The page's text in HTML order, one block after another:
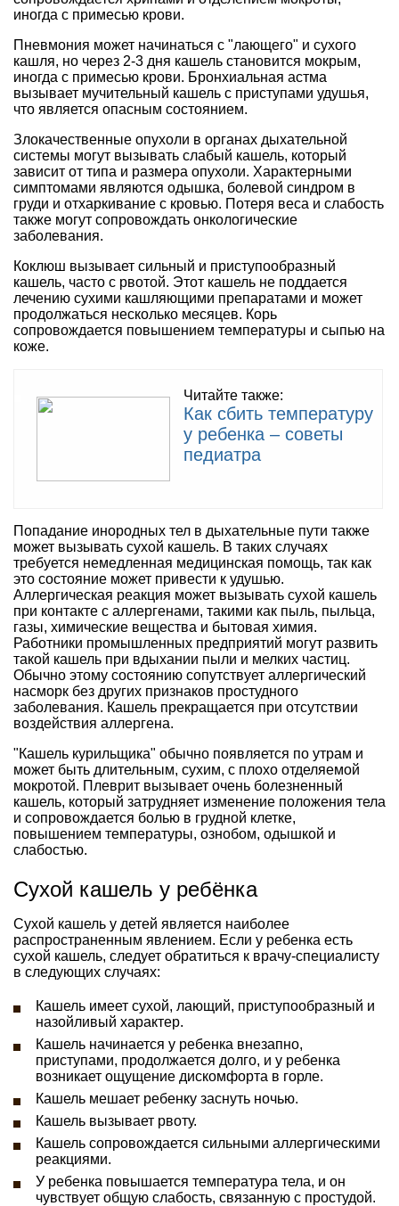
иногда с примесью крови.
Пневмония может начинаться с "лающего" и сухого
кашля, но через 2-3 дня кашель становится мокрым,
иногда с примесью крови. Бронхиальная астма
вызывает мучительный кашель с приступами удушья,
что является опасным состоянием.
Злокачественные опухоли в органах дыхательной
системы могут вызывать слабый кашель, который
зависит от типа и размера опухоли. Характерными
симптомами являются одышка, болевой синдром в
груди и отхаркивание с кровью. Потеря веса и слабость
также могут сопровождать онкологические
заболевания.
Коклюш вызывает сильный и приступообразный
кашель, часто с рвотой. Этот кашель не поддается
лечению сухими кашляющими препаратами и может
продолжаться несколько месяцев. Корь
сопровождается повышением температуры и сыпью на
коже.
Читайте также:
Как сбить температуру
у ребенка – советы
педиатра
Попадание инородных тел в дыхательные пути также
может вызывать сухой кашель. В таких случаях
требуется немедленная медицинская помощь, так как
это состояние может привести к удушью.
Аллергическая реакция может вызывать сухой кашель
при контакте с аллергенами, такими как пыль, пыльца,
газы, химические вещества и бытовая химия.
Работники промышленных предприятий могут развить
такой кашель при вдыхании пыли и мелких частиц.
Обычно этому состоянию сопутствует аллергический
насморк без других признаков простудного
заболевания. Кашель прекращается при отсутствии
воздействия аллергена.
"Кашель курильщика" обычно появляется по утрам и
может быть длительным, сухим, с плохо отделяемой
мокротой. Плеврит вызывает очень болезненный
кашель, который затрудняет изменение положения тела
и сопровождается болью в грудной клетке,
повышением температуры, ознобом, одышкой и
слабостью.
Сухой кашель у ребёнка
Сухой кашель у детей является наиболее
распространенным явлением. Если у ребенка есть
сухой кашель, следует обратиться к врачу-специалисту
в следующих случаях:
Кашель имеет сухой, лающий, приступообразный и
назойливый характер.
Кашель начинается у ребенка внезапно,
приступами, продолжается долго, и у ребенка
возникает ощущение дискомфорта в горле.
Кашель мешает ребенку заснуть ночью.
Кашель вызывает рвоту.
Кашель сопровождается сильными аллергическими
реакциями.
У ребенка повышается температура тела, и он
чувствует общую слабость, связанную с простудой.